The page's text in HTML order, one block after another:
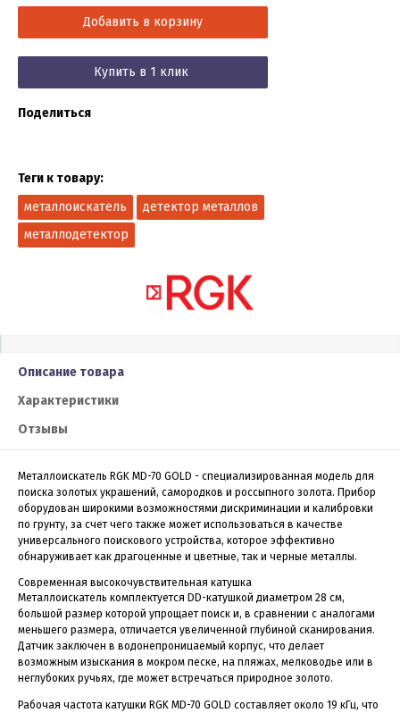
Добавить в корзину
Купить в 1 клик
Поделиться
Теги к товару:
металлоискатель
детектор металлов
металлодетектор
Описание товара
Характеристики
Отзывы
Металлоискатель RGK MD-70 GOLD - специализированная модель для
поиска золотых украшений, самородков и россыпного золота. Прибор
оборудован широкими возможностями дискриминации и калибровки
по грунту, за счет чего также может использоваться в качестве
универсального поискового устройства, которое эффективно
обнаруживает как драгоценные и цветные, так и черные металлы.
Современная высокочувствительная катушка
Металлоискатель комплектуется DD-катушкой диаметром 28 см,
большой размер которой упрощает поиск и, в сравнении с аналогами
меньшего размера, отличается увеличенной глубиной сканирования.
Датчик заключен в водонепроницаемый корпус, что делает
возможным изыскания в мокром песке, на пляжах, мелководье или в
неглубоких ручьях, где может встречаться природное золото.
Рабочая частота катушки RGK MD-70 GOLD составляет около 19 кГц, что